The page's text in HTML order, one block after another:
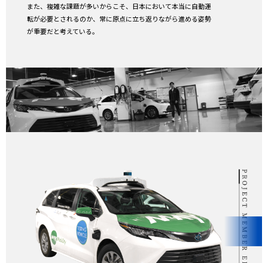
また、複雑な課題が多いからこそ、日本において本当に自動運
転が必要とされるのか、常に原点に立ち返りながら進める姿勢
が重要だと考えている。